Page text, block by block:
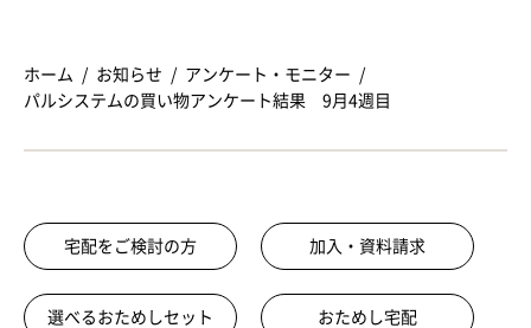
ホーム お知らせ
アンケート・モニター
パルシステムの買い物アンケート結果 9月4週目
宅配をご検討の方 加入・資料請求
選べるおためしセット おためし宅配